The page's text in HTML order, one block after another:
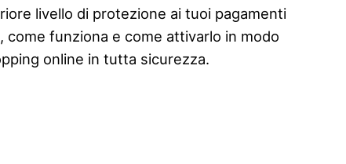
livello di protezione ai tuoi pagamenti
, come funziona e come attivarlo in modo
online in tutta sicurezza.